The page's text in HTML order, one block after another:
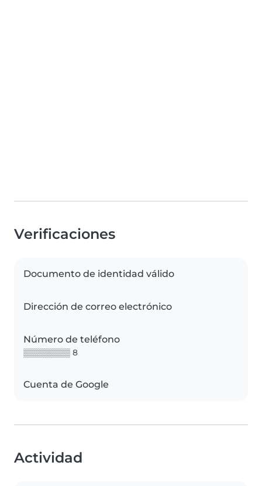
Verificaciones
Documento de identidad válido
Dirección de correo electrónico
Número de teléfono
▒▒▒▒▒▒▒▒ 8
Cuenta de Google
Actividad